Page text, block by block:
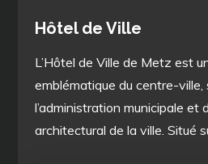
Hôtel de Ville
L’Hôtel de Ville de Metz est
emblématique du centre-ville,
l’administration municipale et
architectural de la ville. Situé